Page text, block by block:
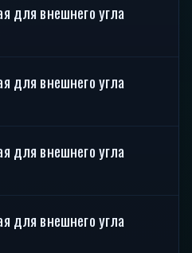
для внешнего угла
для внешнего угла
для внешнего угла
для внешнего угла